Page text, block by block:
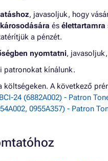
, javasoljuk, hogy
és élettartamra
a pénzét.
nyomtatni,
patronokat kínálunk.
költségeken. A következő
24 (6882A002) - Patron
0955A357) - Patron